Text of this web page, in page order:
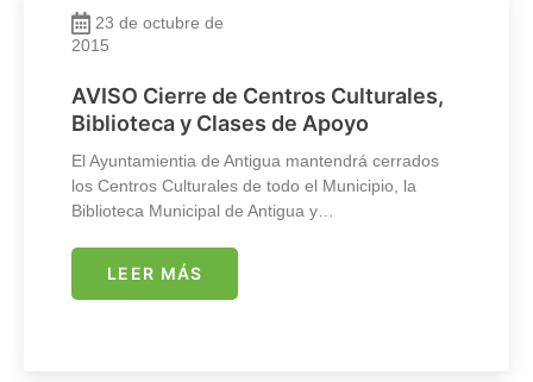
23 de octubre de
2015
AVISO Cierre de Centros Culturales,
Biblioteca y Clases de Apoyo
El Ayuntamientia de Antigua mantendrá cerrados
los Centros Culturales de todo el Municipio, la
Biblioteca Municipal de Antigua y…
LEER MÁS